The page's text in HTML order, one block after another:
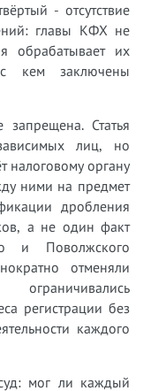
- отсутствие
главы КФХ не
обрабатывает их
с кем заключены
Статья
лиц, но
налоговому органу
ними на предмет
дробления
а не один факт
и Поволжского
отменяли
регистрации без
каждого
мог ли каждый